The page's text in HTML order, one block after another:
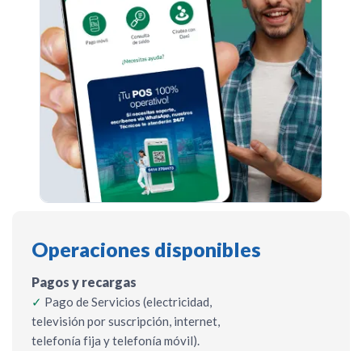
Operaciones disponibles
Pagos y recargas
✓ Pago de Servicios (electricidad,
televisión por suscripción, internet,
telefonía fija y telefonía móvil).